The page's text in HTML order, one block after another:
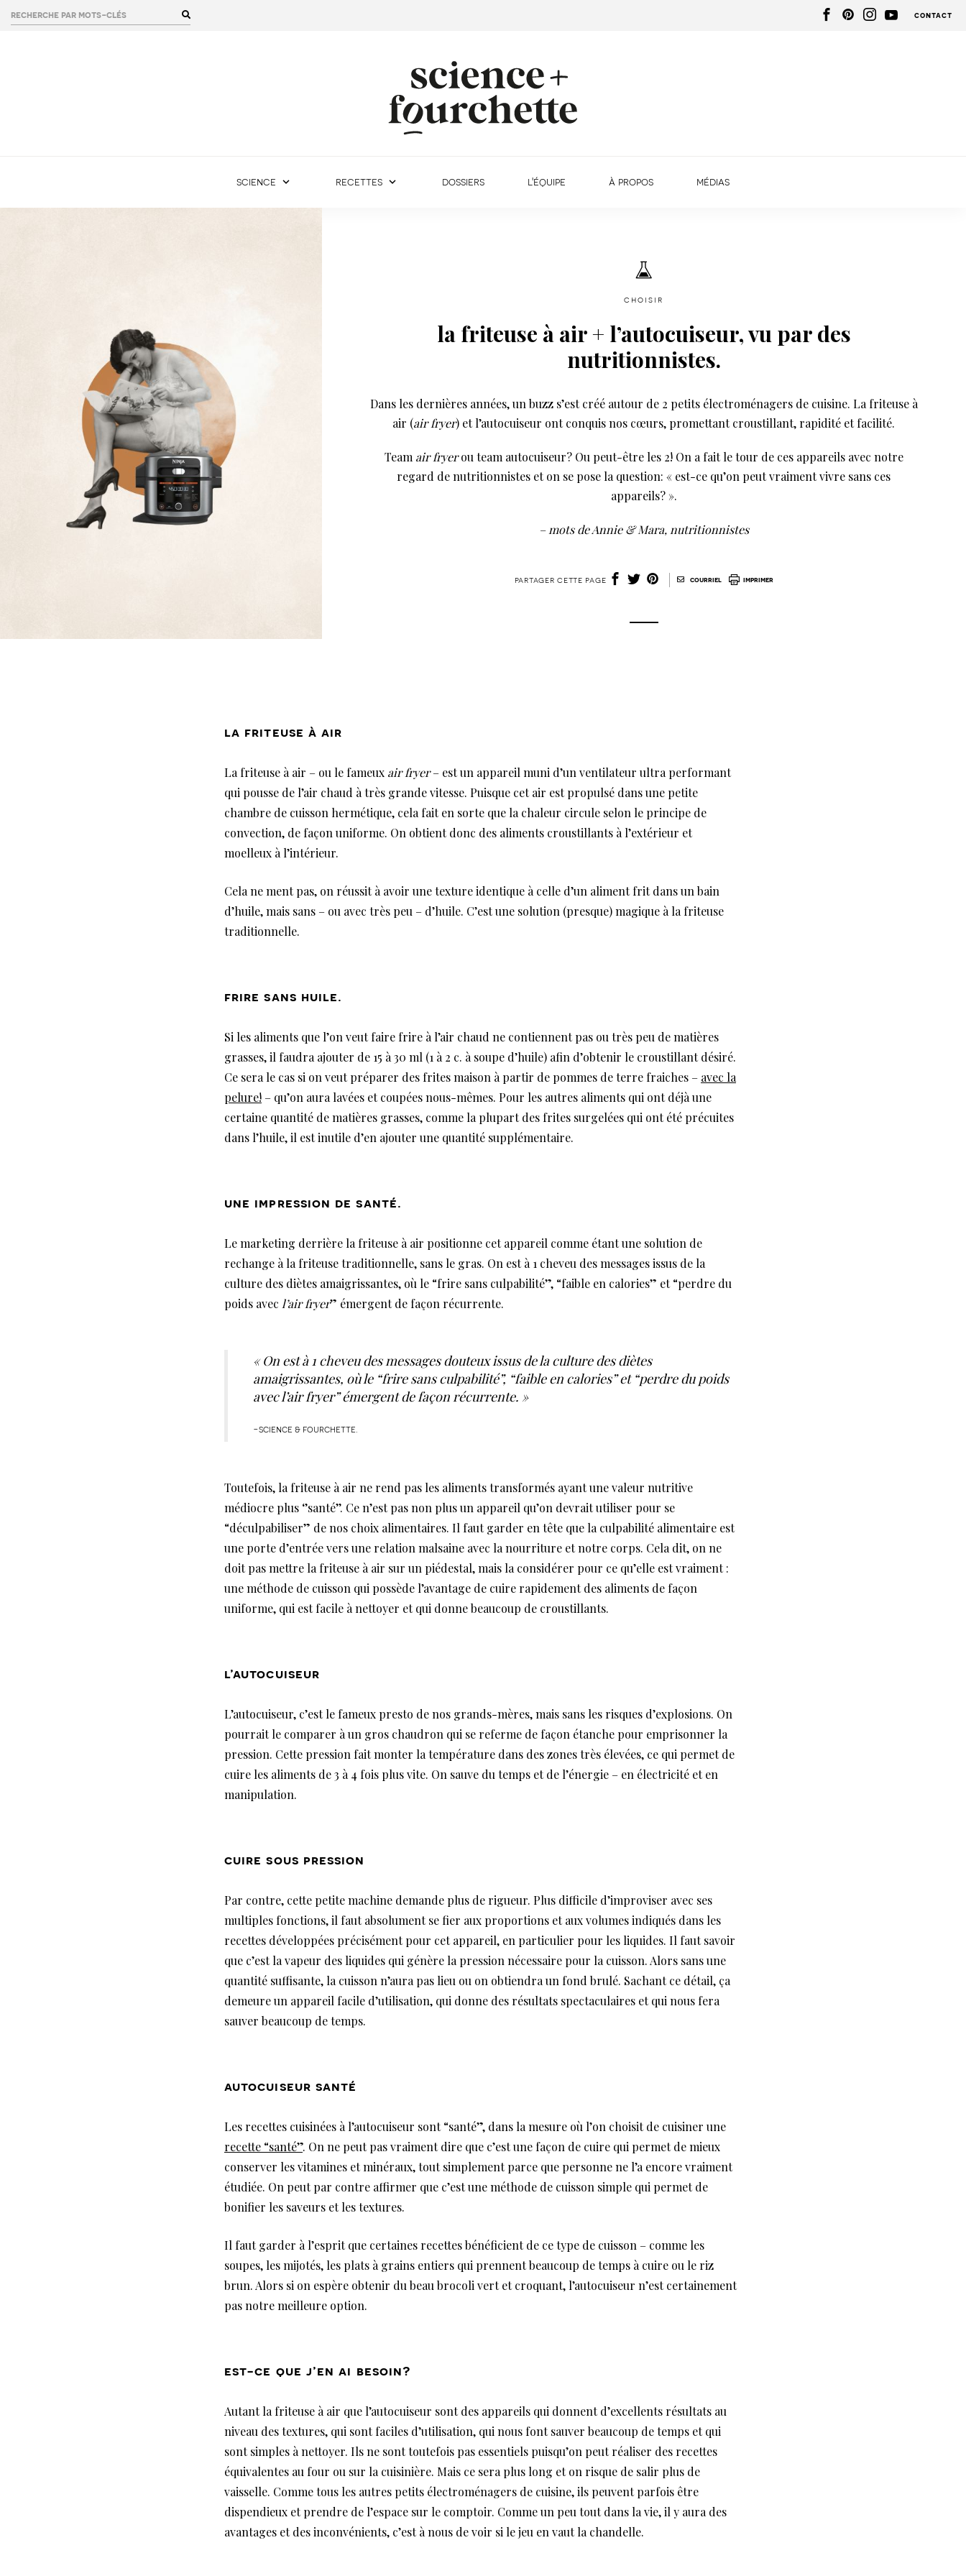
rechercher : contact
science recettes dossiers l'équipe à propos médias
choisir
la friteuse à air + l’autocuiseur, vu par des
nutritionnistes.
Dans les dernières années, un buzz s’est créé autour de 2 petits électroménagers de cuisine. La friteuse à
air (air fryer) et l’autocuiseur ont conquis nos cœurs, promettant croustillant, rapidité et facilité.
Team air fryerou team autocuiseur? Ou peut-être les 2! On a fait le tour de ces appareils avec notre
regard de nutritionnistes et on se pose la question: « est-ce qu’on peut vraiment vivre sans ces
appareils? ».
– mots de Annie & Mara, nutritionnistes
partager cette page courriel imprimer
la friteuse à air
La friteuse à air – ou le fameux air fryer– est un appareil muni d’un ventilateur ultra performant
qui pousse de l’air chaud à très grande vitesse. Puisque cet air est propulsé dans une petite
chambre de cuisson hermétique, cela fait en sorte que la chaleur circule selon le principe de
convection, de façon uniforme. On obtient donc des aliments croustillants à l’extérieur et
moelleux à l’intérieur.
Cela ne ment pas, on réussit à avoir une texture identique à celle d’un aliment frit dans un bain
d’huile, mais sans – ou avec très peu – d’huile. C’est une solution (presque) magique à la friteuse
traditionnelle.
frire sans huile.
Si les aliments que l’on veut faire frire à l’air chaud ne contiennent pas ou très peu de matières
grasses, il faudra ajouter de 15 à 30 ml (1 à 2 c. à soupe d’huile) afin d’obtenir le croustillant désiré.
Ce sera le cas si on veut préparer des frites maison à partir de pommes de terre fraiches – avec la
pelure! – qu’on aura lavées et coupées nous-mêmes. Pour les autres aliments qui ont déjà une
certaine quantité de matières grasses, comme la plupart des frites surgelées qui ont été précuites
dans l’huile, il est inutile d’en ajouter une quantité supplémentaire.
une impression de santé.
Le marketing derrière la friteuse à air positionne cet appareil comme étant une solution de
rechange à la friteuse traditionnelle, sans le gras. On est à 1 cheveu des messages issus de la
culture des diètes amaigrissantes, où le “frire sans culpabilité”, “faible en calories” et “perdre du
poids avec l’air fryer” émergent de façon récurrente.
« On est à 1 cheveu des messages douteux issus de la culture des diètes
amaigrissantes, où le “frire sans culpabilité”, “faible en calories” et “perdre du poids
avec l’air fryer” émergent de façon récurrente. »
-science & fourchette.
Toutefois, la friteuse à air ne rend pas les aliments transformés ayant une valeur nutritive
médiocre plus ‘’santé’’. Ce n’est pas non plus un appareil qu’on devrait utiliser pour se
“déculpabiliser” de nos choix alimentaires. Il faut garder en tête que la culpabilité alimentaire est
une porte d’entrée vers une relation malsaine avec la nourriture et notre corps. Cela dit, on ne
doit pas mettre la friteuse à air sur un piédestal, mais la considérer pour ce qu’elle est vraiment :
une méthode de cuisson qui possède l’avantage de cuire rapidement des aliments de façon
uniforme, qui est facile à nettoyer et qui donne beaucoup de croustillants.
l’autocuiseur
L’autocuiseur, c’est le fameux presto de nos grands-mères, mais sans les risques d’explosions. On
pourrait le comparer à un gros chaudron qui se referme de façon étanche pour emprisonner la
pression. Cette pression fait monter la température dans des zones très élevées, ce qui permet de
cuire les aliments de 3 à 4 fois plus vite. On sauve du temps et de l’énergie – en électricité et en
manipulation.
cuire sous pression
Par contre, cette petite machine demande plus de rigueur. Plus difficile d’improviser avec ses
multiples fonctions, il faut absolument se fier aux proportions et aux volumes indiqués dans les
recettes développées précisément pour cet appareil, en particulier pour les liquides. Il faut savoir
que c’est la vapeur des liquides qui génère la pression nécessaire pour la cuisson. Alors sans une
quantité suffisante, la cuisson n’aura pas lieu ou on obtiendra un fond brulé. Sachant ce détail, ça
demeure un appareil facile d’utilisation, qui donne des résultats spectaculaires et qui nous fera
sauver beaucoup de temps.
autocuiseur santé
Les recettes cuisinées à l’autocuiseur sont “santé”, dans la mesure où l’on choisit de cuisiner une
recette “santé”. On ne peut pas vraiment dire que c’est une façon de cuire qui permet de mieux
conserver les vitamines et minéraux, tout simplement parce que personne ne l’a encore vraiment
étudiée. On peut par contre affirmer que c’est une méthode de cuisson simple qui permet de
bonifier les saveurs et les textures.
Il faut garder à l’esprit que certaines recettes bénéficient de ce type de cuisson – comme les
soupes, les mijotés, les plats à grains entiers qui prennent beaucoup de temps à cuire ou le riz
brun. Alors si on espère obtenir du beau brocoli vert et croquant, l’autocuiseur n’est certainement
pas notre meilleure option.
est-ce que j’en ai besoin?
Autant la friteuse à air que l’autocuiseur sont des appareils qui donnent d’excellents résultats au
niveau des textures, qui sont faciles d’utilisation, qui nous font sauver beaucoup de temps et qui
sont simples à nettoyer. Ils ne sont toutefois pas essentiels puisqu’on peut réaliser des recettes
équivalentes au four ou sur la cuisinière. Mais ce sera plus long et on risque de salir plus de
vaisselle. Comme tous les autres petits électroménagers de cuisine, ils peuvent parfois être
dispendieux et prendre de l’espace sur le comptoir. Comme un peu tout dans la vie, il y aura des
avantages et des inconvénients, c’est à nous de voir si le jeu en vaut la chandelle.